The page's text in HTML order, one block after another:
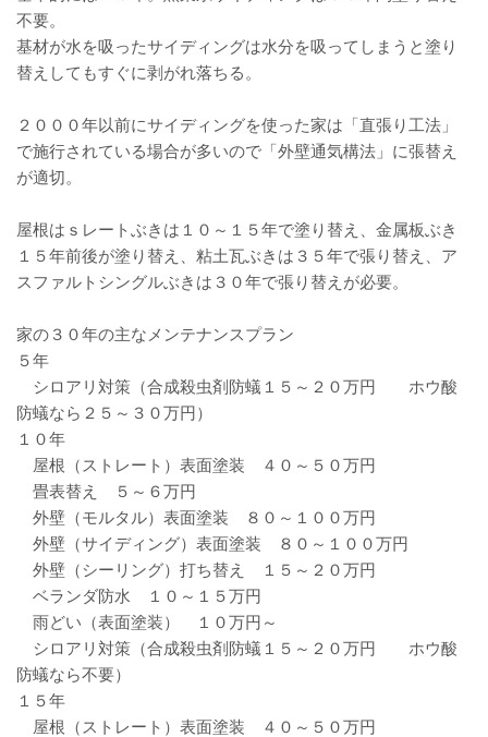
不要。
基材が水を吸ったサイディングは水分を吸ってしまうと塗り
替えしてもすぐに剥がれ落ちる。
２０００年以前にサイディングを使った家は「直張り工法」
で施行されている場合が多いので「外壁通気構法」に張替え
が適切。
屋根はｓレートぶきは１０～１５年で塗り替え、金属板ぶき
１５年前後が塗り替え、粘土瓦ぶきは３５年で張り替え、ア
スファルトシングルぶきは３０年で張り替えが必要。
家の３０年の主なメンテナンスプラン
５年
シロアリ対策（合成殺虫剤防蟻１５～２０万円 ホウ酸
防蟻なら２５～３０万円）
１０年
屋根（ストレート）表面塗装 ４０～５０万円
畳表替え ５～６万円
外壁（モルタル）表面塗装 ８０～１００万円
外壁（サイディング）表面塗装 ８０～１００万円
外壁（シーリング）打ち替え １５～２０万円
ベランダ防水 １０～１５万円
雨どい（表面塗装） １０万円～
シロアリ対策（合成殺虫剤防蟻１５～２０万円 ホウ酸
防蟻なら不要）
１５年
屋根（ストレート）表面塗装 ４０～５０万円